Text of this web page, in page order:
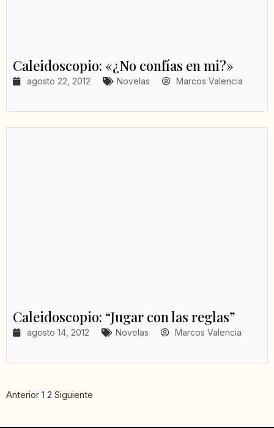
Caleidoscopio: «¿No confías en mi?»
agosto 22, 2012 Novelas Marcos Valencia
Caleidoscopio: “Jugar con las reglas”
agosto 14, 2012 Novelas Marcos Valencia
Anterior 1 2 Siguiente